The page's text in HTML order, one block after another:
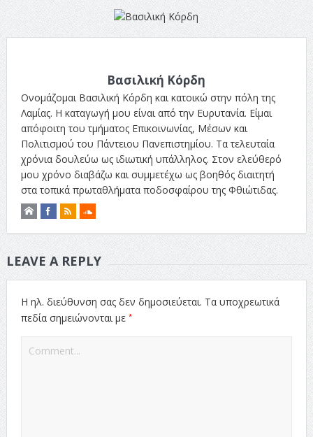
Βασιλική Κόρδη
Ονομάζομαι Βασιλική Κόρδη και κατοικώ στην πόλη της
Λαμίας. Η καταγωγή μου είναι από την Ευρυτανία. Είμαι
απόφοιτη του τμήματος Επικοινωνίας, Μέσων και
Πολιτισμού του Πάντειου Πανεπιστημίου. Τα τελευταία
χρόνια δουλεύω ως ιδιωτική υπάλληλος. Στον ελεύθερό
μου χρόνο διαβάζω και συμμετέχω ως βοηθός διαιτητή
στα τοπικά πρωταθλήματα ποδοσφαίρου της Φθιώτιδας.
LEAVE A REPLY
Η ηλ. διεύθυνση σας δεν δημοσιεύεται. Τα υποχρεωτικά
πεδία σημειώνονται με *